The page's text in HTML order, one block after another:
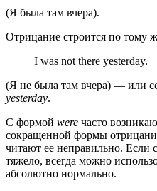
(Я была там вчера).
Отрицание строится по тому
I was not there yesterday.
(Я не была там вчера) — или
yesterday.
С формой were часто
сокращенной формы
читают ее неправильно. Если
тяжело, всегда можно
абсолютно нормально.